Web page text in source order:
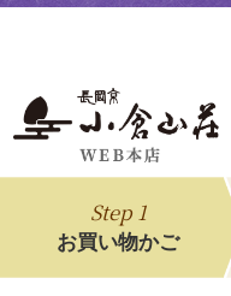
Step 1
お買い物かご